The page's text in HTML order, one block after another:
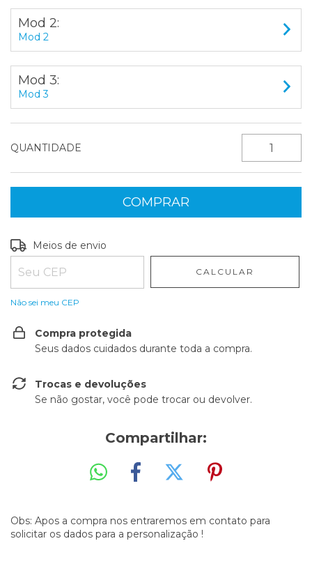
Mod 2:
Mod 2
Mod 3:
Mod 3
QUANTIDADE
Entregas para o CEP:
Meios de envio
CALCULAR
Não sei meu CEP
Compra protegida
Seus dados cuidados durante toda a compra.
Trocas e devoluções
Se não gostar, você pode trocar ou devolver.
Compartilhar:
Obs: Apos a compra nos entraremos em contato para
solicitar os dados para a personalização !